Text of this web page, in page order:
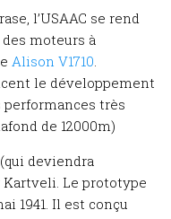
l’USAAC se rend
moteurs à
Alison V1710.
le développement
performances très
de 12000m)
deviendra
Le prototype
1941. Il est conçu